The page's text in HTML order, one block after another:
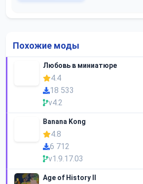
Похожие моды
Любовь в миниатюре
4.4
18 533
v4.2
Banana Kong
4.8
6 712
v1.9.17.03
Age of History II